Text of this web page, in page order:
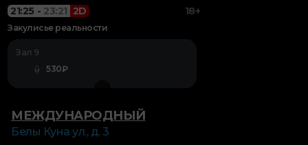
21:25 - 23:21 2D 18+
Закулисье реальности
Зал 9
530₽
МЕЖДУНАРОДНЫЙ
Белы Куна ул., д. 3